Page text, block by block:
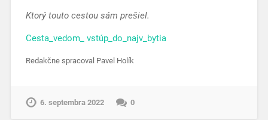
Ktorý touto cestou sám prešiel.
Cesta_vedom_ vstúp_do_najv_bytia
Redakčne spracoval Pavel Holík
6. septembra 2022 0